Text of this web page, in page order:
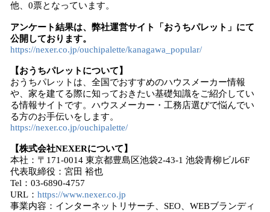
他、0票となっています。
アンケート結果は、弊社運営サイト「おうちパレット」にて
公開しております。
https://nexer.co.jp/ouchipalette/kanagawa_popular/
【おうちパレットについて】
おうちパレットは、全国でおすすめのハウスメーカー情報
や、家を建てる際に知っておきたい基礎知識をご紹介してい
る情報サイトです。ハウスメーカー・工務店選びで悩んでい
る方のお手伝いをします。
https://nexer.co.jp/ouchipalette/
【株式会社NEXERについて】
本社：〒171-0014 東京都豊島区池袋2-43-1 池袋青柳ビル6F
代表取締役：宮田 裕也
Tel：03-6890-4757
URL： https://www.nexer.co.jp
事業内容：インターネットリサーチ、SEO、WEBブランディ